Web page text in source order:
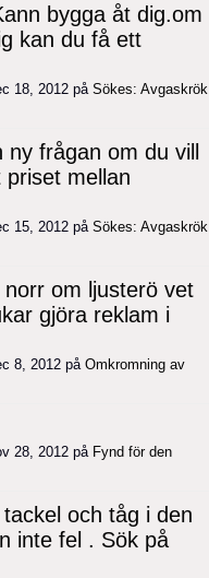
bygga åt dig.om
kan du få ett
18, 2012 på Sökes: Avgaskrök
ny frågan om du vill
priset mellan
15, 2012 på Sökes: Avgaskrök
om ljusterö vet
gjöra reklam i
8, 2012 påOmkromning av
28, 2012 på Fynd för den
och tåg i den
inte fel . Sök på